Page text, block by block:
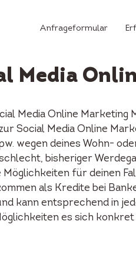
Anfrageformular
Media
Media Online
Social Media Online
wegen deines Wohn-
bisheriger
für deinen
als Kredite bei
kann entsprechend in
es sich konkret